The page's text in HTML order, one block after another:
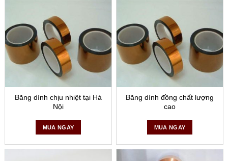
cạnh tranh và dịch vụ hậu mãi chu đáo. Hãy liên hệ với
chúng tôi để được tư vấn và hỗ trợ tốt nhất!
Băng dính chịu nhiệt tại Hà
Nội
MUA NGAY
Băng dính đồng chất lượng
cao
MUA NGAY